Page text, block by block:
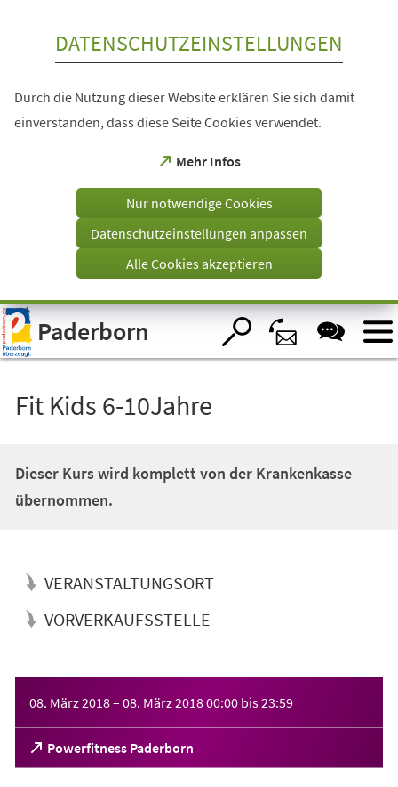
Visuelle
Assistenzsoftware
öffnen.
DATENSCHUTZEINSTELLUNGEN
Durch die Nutzung dieser Website erklären Sie sich damit
einverstanden, dass diese Seite Cookies verwendet.
Mehr Infos
(Öffnet
einem
Tab)
Nur notwendige Cookies
Datenschutzeinstellungen anpassen
Alle Cookies akzeptieren
Paderborn
Fit Kids 6-10Jahre
Dieser Kurs wird komplett von der Krankenkasse
übernommen.
VERANSTALTUNGSORT
VORVERKAUFSSTELLE
08. März 2018– 08. März 201800:00 bis23:59
Powerfitness Paderborn
(Öffnet
in